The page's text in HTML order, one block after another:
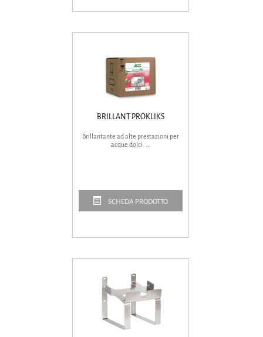
BRILLANT PROKLIKS
Brillantante ad alte prestazioni per
acque dolci. ...
SCHEDA PRODOTTO